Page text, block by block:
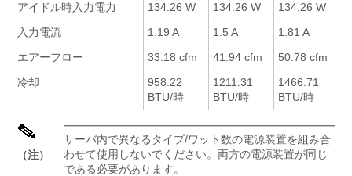
アイドル時入力電力
134.26 W 134.26 W
134.26 W
入力電流
1.19 A 1.5 A
1.81 A
エアーフロー
33.18 cfm 41.94 cfm
50.78 cfm
冷却
958.22
BTU/時
1211.31
BTU/時
1466.71
BTU/時
（注）
サーバ内で異なるタイプ/ワット数の電源装置を組み合
わせて使用しないでください。両方の電源装置が同じ
である必要があります。